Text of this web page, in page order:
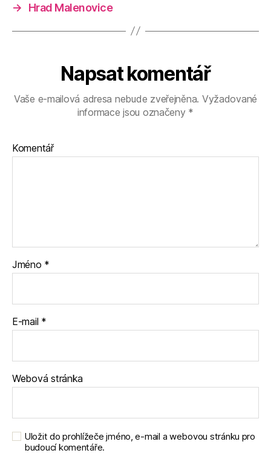
→
Hrad Malenovice
Napsat komentář
Vaše e-mailová adresa nebude zveřejněna. Vyžadované
informace jsou označeny *
Komentář
Jméno *
E-mail *
Webová stránka
Uložit do prohlížeče jméno, e-mail a webovou stránku pro
budoucí komentáře.